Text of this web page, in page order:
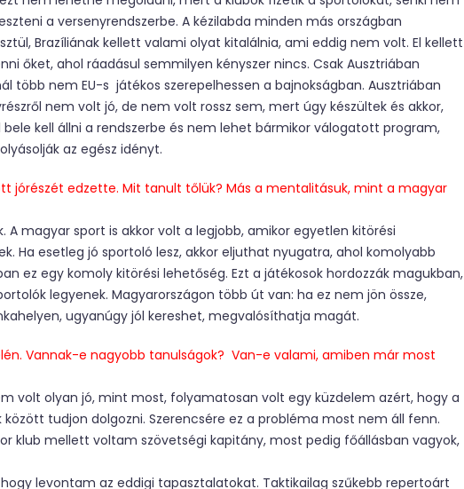
a versenyrendszerbe. A kézilabda minden más országban
Brazíliának kellett valami olyat kitalálnia, ami eddig nem volt. El kellett
őket, ahol ráadásul semmilyen kényszer nincs. Csak Ausztriában
több nem EU-s játékos szerepelhessen a bajnokságban. Ausztriában
nem volt jó, de nem volt rossz sem, mert úgy készültek és akkor,
kell állni a rendszerbe és nem lehet bármikor válogatott program,
az egész idényt.
jórészét edzette. Mit tanult tőlük? Más a mentalitásuk, mint a magyar
A magyar sport is akkor volt a legjobb, amikor egyetlen kitörési
Ha esetleg jó sportoló lesz, akkor eljuthat nyugatra, ahol komolyabb
ez egy komoly kitörési lehetőség. Ezt a játékosok hordozzák magukban,
legyenek. Magyarországon több út van: ha ez nem jön össze,
ugyanúgy jól kereshet, megvalósíthatja magát.
Vannak-e nagyobb tanulságok? Van-e valami, amiben már most
volt olyan jó, mint most, folyamatosan volt egy küzdelem azért, hogy a
tudjon dolgozni. Szerencsére ez a probléma most nem áll fenn.
klub mellett voltam szövetségi kapitány, most pedig főállásban vagyok,
levontam az eddigi tapasztalatokat. Taktikailag szűkebb repertoárt